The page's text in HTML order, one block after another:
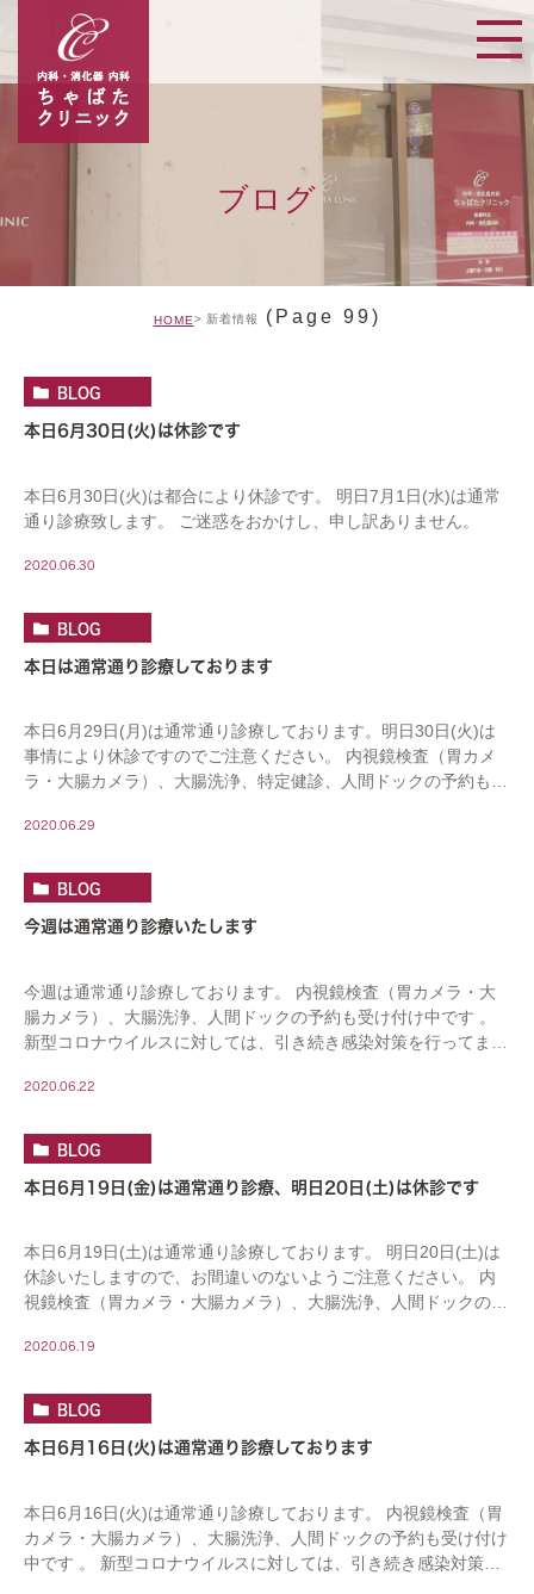
ブログ
HOME 新着情報 (Page 99)
BLOG
本日6月30日(火)は休診です
本日6月30日(火)は都合により休診です。 明日7月1日(水)は通常
通り診療致します。 ご迷惑をおかけし、申し訳ありません。
2020.06.30
BLOG
本日は通常通り診療しております
本日6月29日(月)は通常通り診療しております。明日30日(火)は
事情により休診ですのでご注意ください。 内視鏡検査（胃カメ
ラ・大腸カメラ）、大腸洗浄、特定健診、人間ドックの予約も受
2020.06.29
BLOG
今週は通常通り診療いたします
今週は通常通り診療しております。 内視鏡検査（胃カメラ・大
腸カメラ）、大腸洗浄、人間ドックの予約も受け付け中です 。
新型コロナウイルスに対しては、引き続き感染対策を行ってまい
2020.06.22
BLOG
本日6月19日(金)は通常通り診療、明日20日(土)は休診です
本日6月19日(土)は通常通り診療しております。 明日20日(土)は
休診いたしますので、お間違いのないようご注意ください。 内
視鏡検査（胃カメラ・大腸カメラ）、大腸洗浄、人間ドックの予
2020.06.19
BLOG
本日6月16日(火)は通常通り診療しております
本日6月16日(火)は通常通り診療しております。 内視鏡検査（胃
カメラ・大腸カメラ）、大腸洗浄、人間ドックの予約も受け付け
中です 。 新型コロナウイルスに対しては、引き続き感染対策を